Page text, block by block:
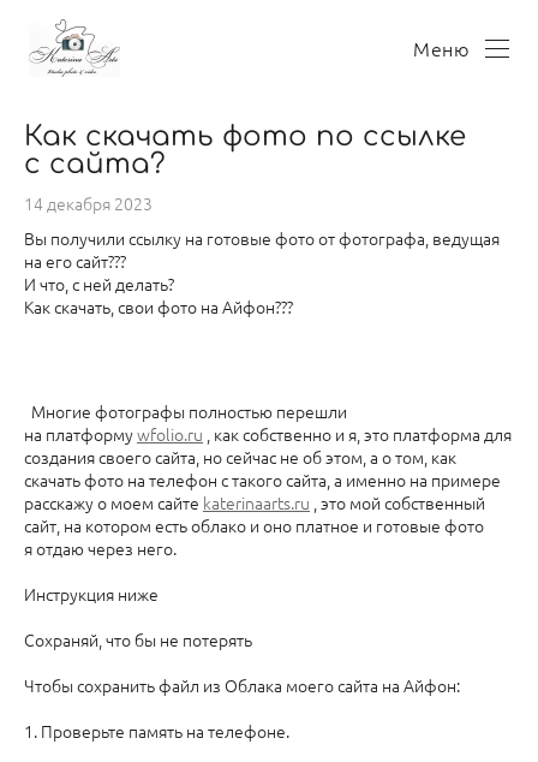
Меню
Как скачать фото по ссылке
с сайта?
14 декабря 2023
Вы получили ссылку на готовые фото от фотографа, ведущая
на его сайт???
И что, с ней делать?
Как скачать, свои фото на Айфон???
Многие фотографы полностью перешли
на платформуwfolio.ru , как собственно и я, это платформа для
создания своего сайта, но сейчас не об этом, а о том, как
скачать фото на телефон с такого сайта, а именно на примере
расскажу о моем сайте katerinaarts.ru , это мой собственный
сайт, на котором есть облако и оно платное и готовые фото
я отдаю через него.
Инструкция ниже
Сохраняй, что бы не потерять
Чтобы сохранить файл из Облака моего сайта на Айфон:
1. Проверьте память на телефоне.